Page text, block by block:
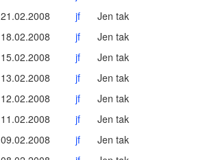
21.02.2008 jf
Jen tak
18.02.2008 jf
Jen tak
15.02.2008 jf
Jen tak
13.02.2008 jf
Jen tak
12.02.2008 jf
Jen tak
11.02.2008 jf
Jen tak
09.02.2008 jf
Jen tak